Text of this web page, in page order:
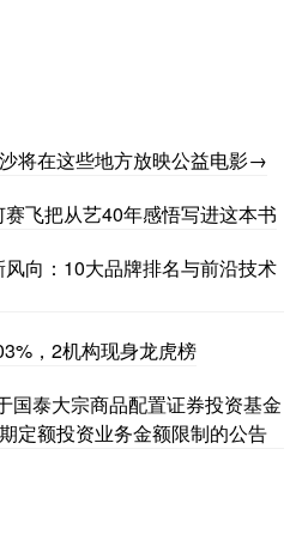
将在这些地方放映公益电影→
飞把从艺40年感悟写进这本书
向：10大品牌排名与前沿技术
，2机构现身龙虎榜
国泰大宗商品配置证券投资基金
定额投资业务金额限制的公告